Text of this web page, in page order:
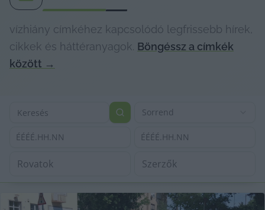
vízhiány címkéhez kapcsolódó legfrissebb hírek,
cikkek és háttéranyagok. Böngéssz a címkék
között →
Sorrend
ÉÉÉÉ.HH.NN ÉÉÉÉ.HH.NN